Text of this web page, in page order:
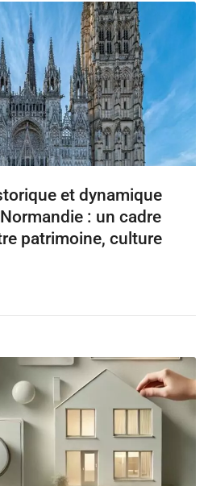
et dynamique
: un cadre
patrimoine, culture